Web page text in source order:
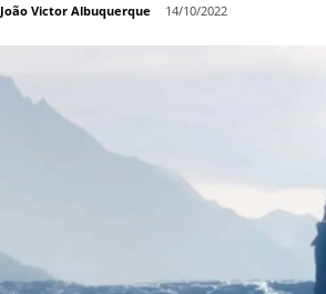
João Victor Albuquerque 14/10/2022